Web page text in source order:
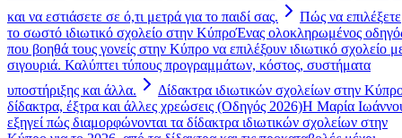
και να εστιάσετε σε ό,τι μετρά για το παιδί σας.
Πώς να επιλέξετε
το σωστό ιδιωτικό σχολείο στην ΚύπροΈνας ολοκληρωμένος
που βοηθά τους γονείς στην Κύπρο να επιλέξουν ιδιωτικό σχολείο
σιγουριά. Καλύπτει τύπους προγραμμάτων, κόστος, συστήματα
υποστήριξης και άλλα.
Δίδακτρα ιδιωτικών σχολείων στην
δίδακτρα, έξτρα και άλλες χρεώσεις (Οδηγός 2026)Η Μαρία
εξηγεί πώς διαμορφώνονται τα δίδακτρα ιδιωτικών σχολείων στην